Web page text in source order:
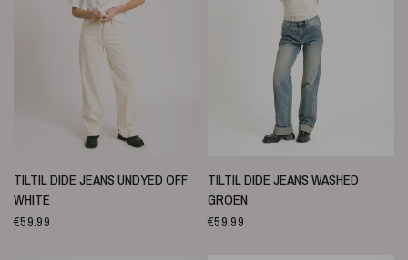
SCHNELLANSICHT
TILTIL DIDE JEANS UNDYED OFF
WHITE
€59.99
SCHNELLANSICHT
TILTIL DIDE JEANS WASHED
GROEN
€59.99